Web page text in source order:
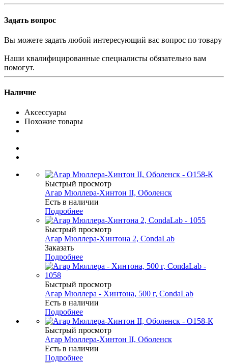
Задать вопрос
Вы можете задать любой интересующий вас вопрос по товару
Наши квалифицированные специалисты обязательно вам
помогут.
Наличие
Аксессуары
Похожие товары
Быстрый просмотр
Агар Мюллера-Хинтон II, Оболенск
Есть в наличии
Подробнее
Быстрый просмотр
Агар Мюллера-Хинтона 2, CondaLab
Заказать
Подробнее
Быстрый просмотр
Агар Мюллера - Хинтона, 500 г, CondaLab
Есть в наличии
Подробнее
Быстрый просмотр
Агар Мюллера-Хинтон II, Оболенск
Есть в наличии
Подробнее